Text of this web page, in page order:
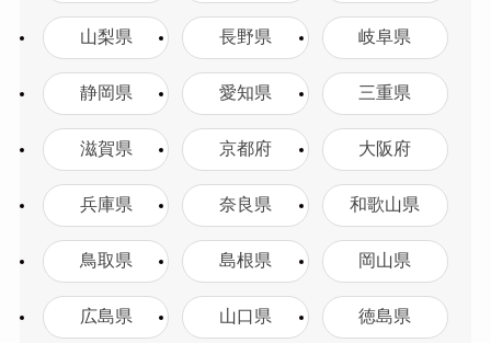
山梨県 長野県 岐阜県
静岡県 愛知県 三重県
滋賀県 京都府 大阪府
兵庫県 奈良県 和歌山県
鳥取県 島根県 岡山県
広島県 山口県 徳島県